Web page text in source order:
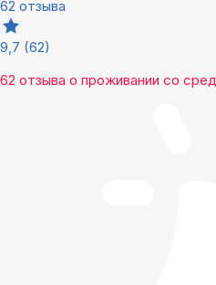
62 отзыва
9,7 (62)
62 отзыва о проживании со